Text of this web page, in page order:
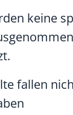
keine
fallen